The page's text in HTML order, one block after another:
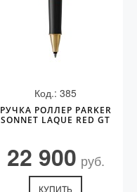
Код.: 385
РУЧКА РОЛЛЕР PARKER
SONNET LAQUE RED GT
22 900 руб.
КУПИТЬ